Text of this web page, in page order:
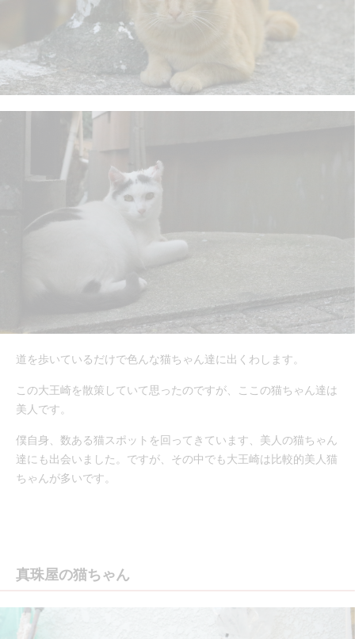
道を歩いているだけで色んな猫ちゃん達に出くわします。
この大王崎を散策していて思ったのですが、ここの猫ちゃん達は
美人です。
僕自身、数ある猫スポットを回ってきています、美人の猫ちゃん
達にも出会いました。ですが、その中でも大王崎は比較的美人猫
ちゃんが多いです。
真珠屋の猫ちゃん